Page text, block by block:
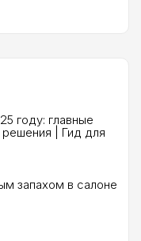
году: главные
| Гид для
запахом в салоне